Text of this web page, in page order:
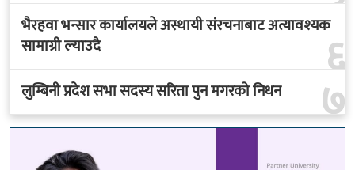
६
भैरहवा भन्सार कार्यालयले अस्थायी संरचनाबाट अत्यावश्यक
सामाग्री ल्याउदै
७
लुम्बिनी प्रदेश सभा सदस्य सरिता पुन मगरको निधन